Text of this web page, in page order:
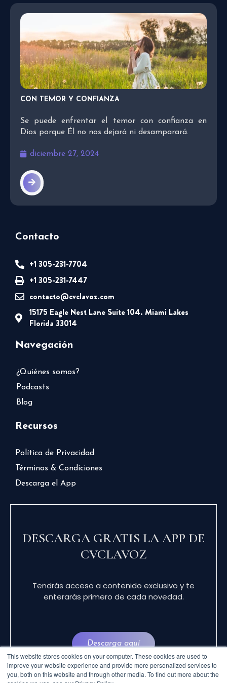
This website stores cookies on your computer. These cookies are used to
improve your website experience and provide more personalized services to
you, both on this website and through other media. To find out more about the
CON TEMOR Y CONFIANZA
Se puede enfrentar el temor con confianza en
Dios porque Él no nos dejará ni desamparará.
diciembre 27, 2024
Contacto
+1 305-231-7704
+1 305-231-7447
contacto@cvclavoz.com
15175 Eagle Nest Lane Suite 104. Miami Lakes
Florida 33014
Navegación
¿Quiénes somos?
Podcasts
Blog
Recursos
Política de Privacidad
Términos & Condiciones
Descarga el App
DESCARGA GRATIS LA APP DE
CVCLAVOZ
Tendrás acceso a contenido exclusivo y te
enterarás primero de cada novedad.
Descarga aquí